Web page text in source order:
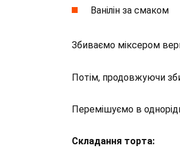
Ванілін за смаком
Збиваємо міксером
Потім, продовжуючи
Перемішуємо в
Складання торта: